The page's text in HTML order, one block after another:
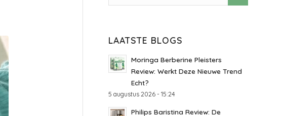
LAATSTE BLOGS
Moringa Berberine Pleisters
Review: Werkt Deze Nieuwe Trend
Echt?
5 augustus 2026 - 15:24
Philips Baristina Review: De